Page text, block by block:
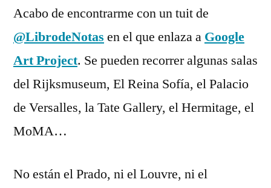
Álvarez
en
Google
Project
Acabo de encontrarme con un tuit de
@LibrodeNotas en el que enlaza a Google
Art Project. Se pueden recorrer algunas salas
del Rijksmuseum, El Reina Sofía, el Palacio
de Versalles, la Tate Gallery, el Hermitage, el
MoMA…
No están el Prado, ni el Louvre, ni el